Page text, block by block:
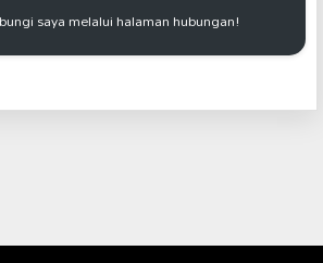
saya melalui halaman hubungan!